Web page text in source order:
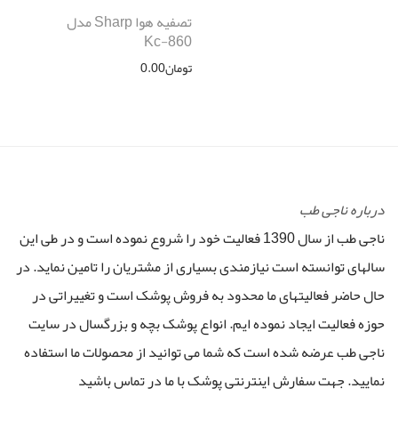
تصفیه هوا Sharp مدل
Kc-860
تومان0.00
درباره ناجی طب
ناجی طب از سال 1390 فعالیت خود را شروع نموده است و در طی این
سالهای توانسته است نیازمندی بسیاری از مشتریان را تامین نماید. در
حال حاضر فعالیتهای ما محدود به فروش پوشک است و تغییراتی در
حوزه فعالیت ایجاد نموده ایم. انواع پوشک بچه و بزرگسال در سایت
ناجی طب عرضه شده است که شما می توانید از محصولات ما استفاده
نمایید. جهت سفارش اینترنتی پوشک با ما در تماس باشید